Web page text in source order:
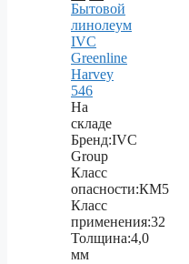
Бытовой
линолеум
IVC
Greenline
Harvey
546
На
складе
Бренд:IVC
Group
Класс
опасности:КМ5
Класс
применения:32
Толщина:4,0
мм